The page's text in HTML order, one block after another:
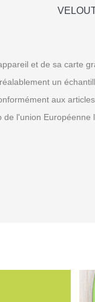
et de sa carte
un
aux
l'union Européenne